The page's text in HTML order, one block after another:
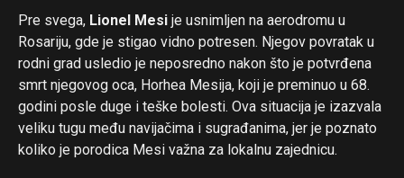
Pre svega, Lionel Mesi je usnimljen na aerodromu u
Rosariju, gde je stigao vidno potresen. Njegov povratak u
rodni grad usledio je neposredno nakon što je potvrđena
smrt njegovog oca, Horhea Mesija, koji je preminuo u 68.
godini posle duge i teške bolesti. Ova situacija je izazvala
veliku tugu među navijačima i sugrađanima, jer je poznato
koliko je porodica Mesi važna za lokalnu zajednicu.